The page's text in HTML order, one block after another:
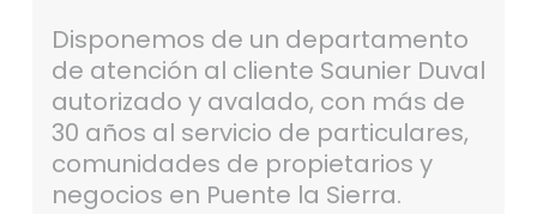
Disponemos de un departamento
de atención al cliente Saunier Duval
autorizado y avalado, con más de
30 años al servicio de particulares,
comunidades de propietarios y
negocios en Puente la Sierra.